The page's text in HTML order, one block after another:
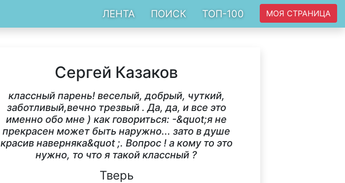
ЛЕНТА ПОИСК ТОП-100 МОЯ СТРАНИЦА
Сергей Казаков
классный парень! веселый, добрый, чуткий,
заботливый,вечно трезвый . Да, да, и все это
именно обо мне ) как говориться: -&quot;я не
прекрасен может быть наружно... зато в душе
красив наверняка&quot ;. Вопрос ! а кому то это
нужно, то что я такой классный ?
Тверь